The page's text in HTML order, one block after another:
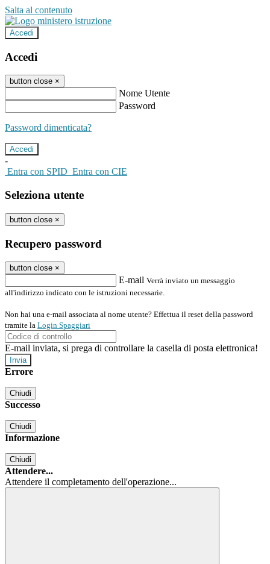
Salta al contenuto
Accedi
Accedi
button close ×
Nome Utente
Password
Password dimenticata?
-
Entra con SPID Entra con CIE
Seleziona utente
button close ×
Recupero password
button close ×
E-mail Verrà inviato un messaggio
all'indirizzo indicato con le istruzioni necessarie.
Non hai una e-mail associata al nome utente? Effettua il reset della password
tramite la Login Spaggiari
E-mail inviata, si prega di controllare la casella di posta elettronica!
Errore
Chiudi
Successo
Chiudi
Informazione
Chiudi
Attendere...
Attendere il completamento dell'operazione...